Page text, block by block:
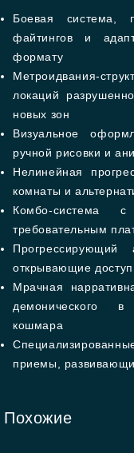
Боевая система,
файтингов и
формату
Метроидвания-
локаций
новых зон
Визуальное
ручной рисовки и
Нелинейная
комнаты и
Комбо-система
требовательным
открывающие
Мрачная
демонического в
кошмара
приемы,
Похожие